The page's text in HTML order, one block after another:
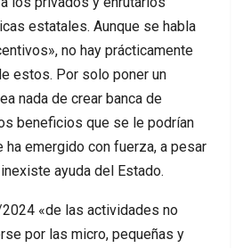
estatales. Aunque se habla
no hay prácticamente
estos. Por solo poner un
nada de crear banca de
beneficios que se le podrían
ha emergido con fuerza, a pesar
ayuda del Estado.
«de las actividades no
por las micro, pequeñas y